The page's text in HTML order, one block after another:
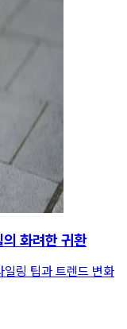
화려한 귀환
링 팁과 트렌드 변화